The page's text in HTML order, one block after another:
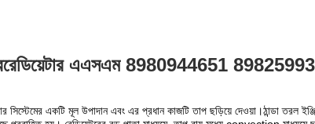
রেডিয়েটার এএসএম 8980944651
সিস্টেমের একটি মূল উপাদান এবং এর প্রধান কাজটি তাপ ছড়িয়ে দেওয়া।ঠান্ডা তরল